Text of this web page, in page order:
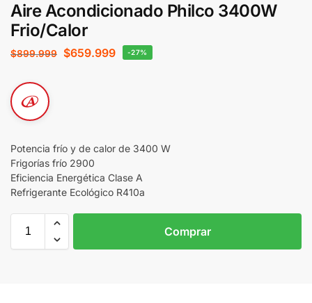
Aire Acondicionado Philco 3400W
Frio/Calor
$899.999 $659.999 -27%
Potencia frío y de calor de 3400 W
Frigorías frío 2900
Eficiencia Energética Clase A
Refrigerante Ecológico R410a
Comprar